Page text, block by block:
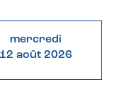
mercredi
12 août 2026